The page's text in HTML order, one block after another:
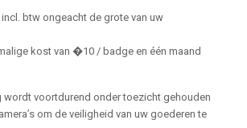
btw ongeacht de grote van uw
kost van �10 / badge en één maand
wordt voortdurend onder toezicht gehouden
om de veiligheid van uw goederen te